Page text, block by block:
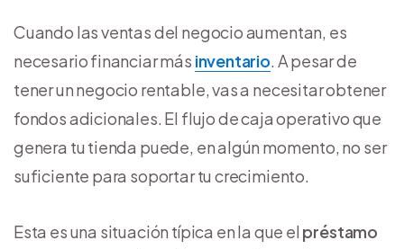
Cuando las ventas del negocio aumentan, es
necesario financiar más inventario. A pesar de
tener un negocio rentable, vas a necesitar obtener
fondos adicionales. El flujo de caja operativo que
genera tu tienda puede, en algún momento, no ser
suficiente para soportar tu crecimiento.
Esta es una situación típica en la que el préstamo